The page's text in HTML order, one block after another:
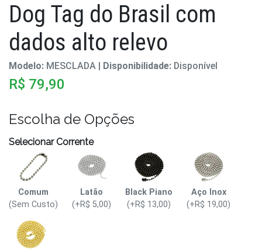
Dog Tag do Brasil com
dados alto relevo
Modelo: MESCLADA | Disponibilidade: Disponível
R$ 79,90
Escolha de Opções
Selecionar Corrente
Comum
(Sem Custo)
Latão
(+R$ 5,00)
Black Piano
(+R$ 13,00)
Aço Inox
(+R$ 19,00)